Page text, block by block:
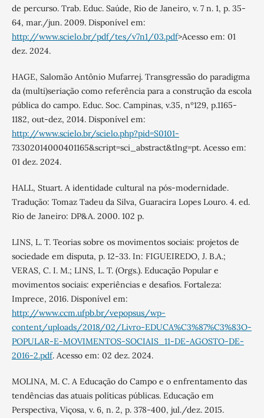
de percurso. Trab. Educ. Saúde, Rio de Janeiro, v. 7 n. 1, p. 35-
64, mar./jun. 2009. Disponível em:
http://www.scielo.br/pdf/tes/v7n1/03.pdf>Acesso em: 01
dez. 2024.
HAGE, Salomão Antônio Mufarrej. Transgressão do paradigma
da (multi)seriação como referência para a construção da escola
pública do campo. Educ. Soc. Campinas, v.35, nº129, p.1165-
1182, out-dez, 2014. Disponível em:
http://www.scielo.br/scielo.php?pid=S0101-
73302014000401165&script=sci_abstract&tlng=pt. Acesso em:
01 dez. 2024.
HALL, Stuart. A identidade cultural na pós-modernidade.
Tradução: Tomaz Tadeu da Silva, Guaracira Lopes Louro. 4. ed.
Rio de Janeiro: DP&A. 2000. 102 p.
LINS, L. T. Teorias sobre os movimentos sociais: projetos de
sociedade em disputa, p. 12-33. In: FIGUEIREDO, J. B.A.;
VERAS, C. I. M.; LINS, L. T. (Orgs.). Educação Popular e
movimentos sociais: experiências e desafios. Fortaleza:
Imprece, 2016. Disponível em:
http://www.ccm.ufpb.br/vepopsus/wp-
content/uploads/2018/02/Livro-EDUCA%C3%87%C3%83O-
POPULAR-E-MOVIMENTOS-SOCIAIS_11-DE-AGOSTO-DE-
2016-2.pdf. Acesso em: 02 dez. 2024.
MOLINA, M. C. A Educação do Campo e o enfrentamento das
tendências das atuais políticas públicas. Educação em
Perspectiva, Viçosa, v. 6, n. 2, p. 378-400, jul./dez. 2015.